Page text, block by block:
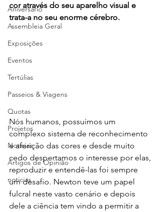
Aniversário
Assembleia Geral
Exposições
Eventos
Tertúlias
Passeios & Viagens
Quotas
Projetos
Notícias
Artigos de Opinião
noticias
cor através do seu aparelho visual e
trata-a no seu enorme cérebro.
Nós humanos, possuímos um
complexo sistema de reconhecimento
e aferição das cores e desde muito
cedo despertamos o interesse por elas,
reproduzir e entendê-las foi sempre
um desafio. Newton teve um papel
fulcral neste vasto cenário e depois
dele a ciência tem vindo a permitir a